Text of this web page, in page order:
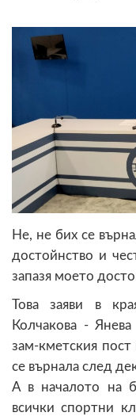
Не, не бих се
достойнство и
запазя моето
Това заяви в
Колчакова -
зам-кметския
се върнала след
А в началото на
всички спортни